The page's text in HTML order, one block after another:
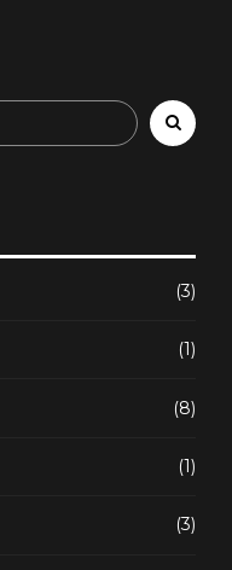
(3)
(1)
(8)
(1)
(3)